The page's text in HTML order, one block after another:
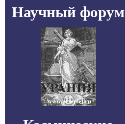
Научный форум